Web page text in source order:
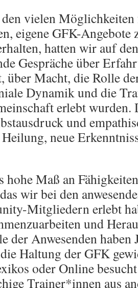
vielen
eigene GFK-
hatten wir auf
Gespräche über
über Macht, die Rolle
Dynamik und die
erlebt wurden.
und
neue
hohe Maß an
wir bei den
Mitgliedern erlebt
und
der Anwesenden haben
Haltung der GFK
oder Online
Trainer*innen aus